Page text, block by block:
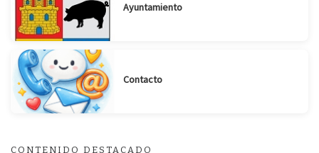
Ayuntamiento
Contacto
CONTENIDO DESTACADO